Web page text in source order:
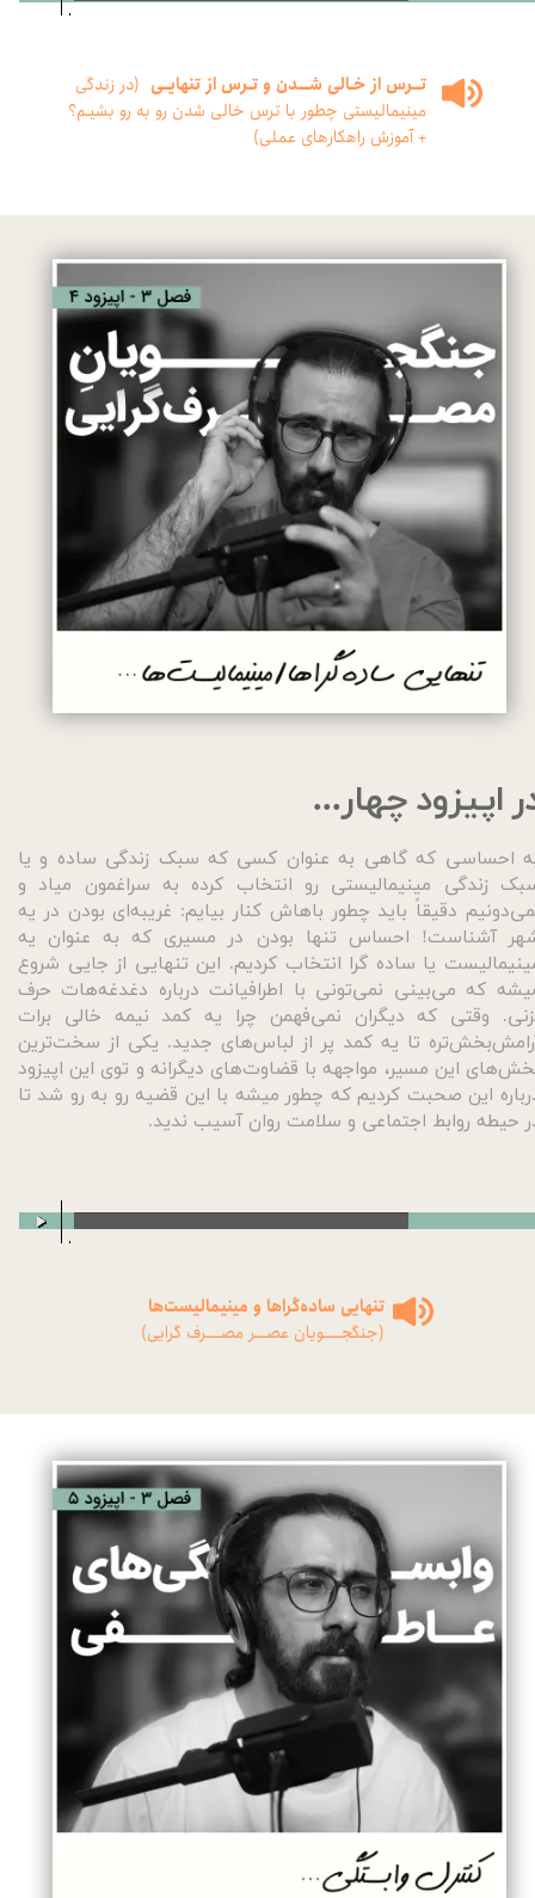
تــرس از خـالی شـــدن و تـرس از تنهایــی (در زندگی
مینیمالیستی چطور با ترس خالی شدن رو به رو بشیـم؟
+ آموزش راهکارهای عملی)
اپیزود چهار...
احساسی که گاهی به عنوان کسی که سبک زندگی ساده و یا
زندگی مینیمالیستی رو انتخاب کرده به سراغمون میاد و
دقیقاً باید چطور باهاش کنار بیایم: غریبه‌ای بودن در یه
آشناست! احساس تنها بودن در مسیری که به عنوان یه
یا ساده گرا انتخاب کردیم. این تنهایی از جایی شروع
که می‌بینی نمی‌تونی با اطرافیانت درباره دغدغه‌هات حرف
وقتی که دیگران نمی‌فهمن چرا یه کمد نیمه خالی برات
تا یه کمد پر از لباس‌های جدید. یکی از سخت‌ترین
این مسیر، مواجهه با قضاوت‌های دیگرانه و توی این اپیزود
این صحبت کردیم که چطور میشه با این قضیه رو به رو شد تا
حیطه روابط اجتماعی و سلامت روان آسیب ندید.
تنهایی ساده‌گراها و مینیمالیست‌ها
(جنگجـــــویان عصـــر مصــــرف گرایی)